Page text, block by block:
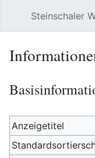
Steinschaler
Anzeigetitel